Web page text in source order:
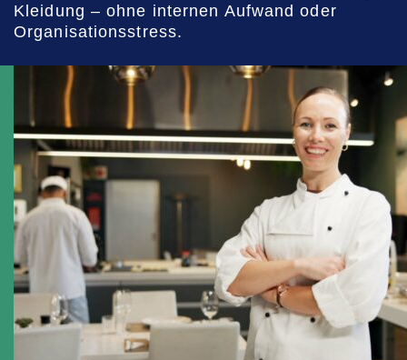
Kleidung – ohne internen Aufwand oder
Organisationsstress.